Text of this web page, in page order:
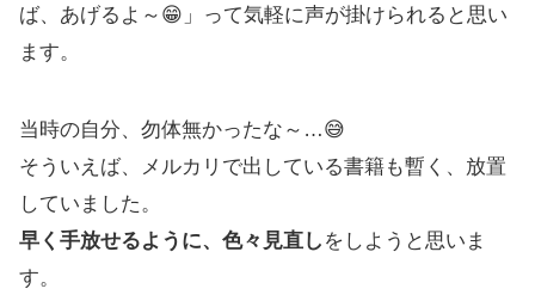
ば、あげるよ～😁」って気軽に声が掛けられると思い
ます。
当時の自分、勿体無かったな～…😅
そういえば、メルカリで出している書籍も暫く、放置
していました。
早く手放せるように、色々見直し をしようと思いま
す。